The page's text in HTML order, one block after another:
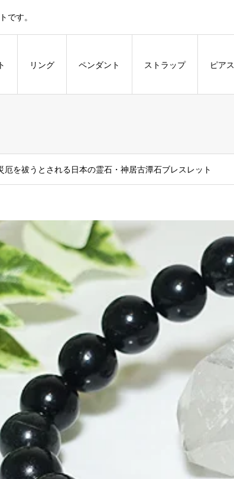
です。
リング ペンダント ストラップ ピアス
厄を祓うとされる日本の霊石・神居古潭石ブレスレット